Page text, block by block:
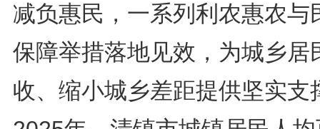
减负惠民，一系列利农惠农与
保障举措落地见效，为城乡居
收、缩小城乡差距提供坚实支